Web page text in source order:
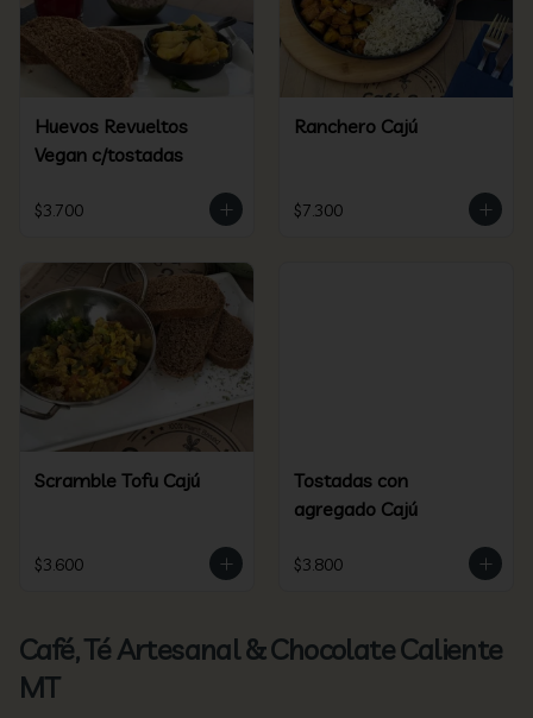
Huevos Revueltos
Vegan c/tostadas
$3.700
Ranchero Cajú
$7.300
Scramble Tofu Cajú
$3.600
Tostadas con
agregado Cajú
$3.800
Café, Té Artesanal & Chocolate Caliente
MT